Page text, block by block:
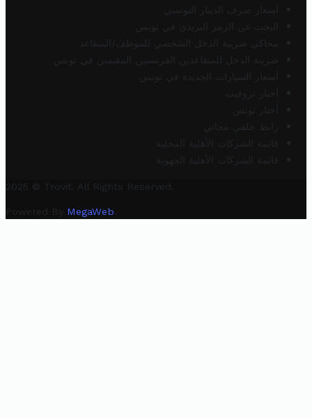
أسعار صرف الدينار التونسي
البحث عن الرمز البريدي في تونس
محاكي ضريبة الدخل الشخصي للموظف/المتقاعد
ضريبة الدخل للمتقاعدين الفرنسيين المقيمين في تونس
أسعار السيارات الجديدة في تونس
أخبار تروفيت
أخبار تونس
رابط خلفي مجاني
قائمة الشركات الأهلية المحلية
قائمة الشركات الأهلية الجهوية
2025 © Trovit. All Rights Reserved.
Powered By MegaWeb